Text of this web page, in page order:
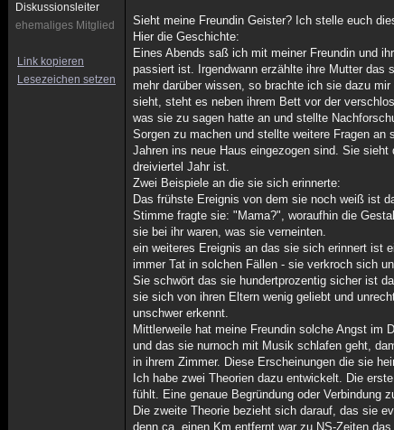
Diskussionsleiter
ehemaliges Mitglied
Link kopieren
Lesezeichen setzen
Sieht meine Freundin Geister? Ich stelle euch
Hier die Geschichte:
Eines Abends saß ich mit meiner Freundin und
passiert ist. Irgendwann erzählte ihre Mutter
mehr darüber wissen, so brachte ich sie dazu
sieht, steht es neben ihrem Bett vor der
was sie zu sagen hatte an und stellte
Sorgen zu machen und stellte weitere Fragen
Jahren ins neue Haus eingezogen sind. Sie
dreiviertel Jahr ist.
Zwei Beispiele an die sie sich erinnerte:
Das frühste Ereignis von dem sie noch weiß ist
Stimme fragte sie: "Mama?", woraufhin die
sie bei ihr waren, was sie verneinten.
ein weiteres Ereignis an das sie sich erinnert ist
immer Tat in solchen Fällen - sie verkroch sich
Sie schwört das sie hundertprozentig sicher ist
sie sich von ihren Eltern wenig geliebt und
unschwer erkennt.
Mittlerweile hat meine Freundin solche Angst im
und das sie nurnoch mit Musik schlafen geht,
in ihrem Zimmer. Diese Erscheinungen die sie
Ich habe zwei Theorien dazu entwickelt. Die
fühlt. Eine genaue Begründung oder Verbindung
Die zweite Theorie bezieht sich darauf, das sie
denn ca. einen Km entfernt war zu NS-Zeiten